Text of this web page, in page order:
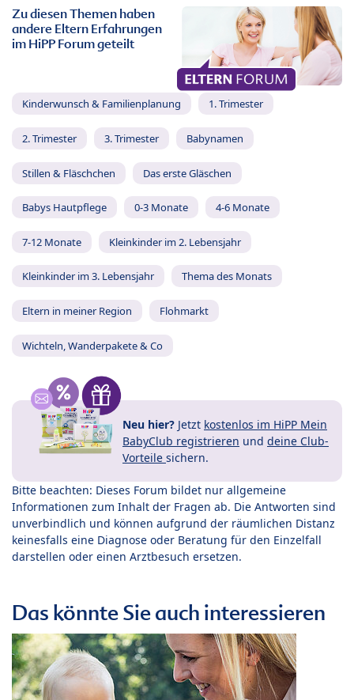
Zu diesen Themen haben
andere Eltern Erfahrungen
im HiPP Forum geteilt
Kinderwunsch & Familienplanung 1. Trimester
2. Trimester 3. Trimester Babynamen
Stillen & Fläschchen Das erste Gläschen
Babys Hautpflege 0-3 Monate 4-6 Monate
7-12 Monate Kleinkinder im 2. Lebensjahr
Kleinkinder im 3. Lebensjahr Thema des Monats
Eltern in meiner Region Flohmarkt
Wichteln, Wanderpakete & Co
Neu hier? Jetzt kostenlos im HiPP Mein
BabyClub registrieren und deine Club-
Vorteile sichern.
Bitte beachten: Dieses Forum bildet nur allgemeine
Informationen zum Inhalt der Fragen ab. Die Antworten sind
unverbindlich und können aufgrund der räumlichen Distanz
keinesfalls eine Diagnose oder Beratung für den Einzelfall
darstellen oder einen Arztbesuch ersetzen.
Das könnte Sie auch interessieren